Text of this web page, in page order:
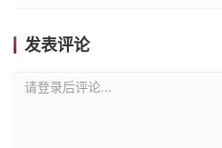
发表评论
请登录后评论...